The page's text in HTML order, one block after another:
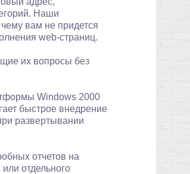
Наши
вам не придется
web-страниц.
их вопросы без
Windows 2000
быстрое внедрение
развертывании
отчетов на
отдельного